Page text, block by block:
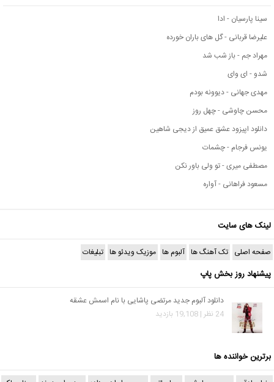
سینا پارسیان - ادا
علیرضا قربانی - گل های باران خورده
مهراد جم - باز شب شد
شدو - ای وای
مهدی جهانی - دیوونه بودم
محسن چاوشی - چهل روز
دانلود اپیزود عشق عمیق از دیجی شاهین
یونس فرجام - چشمات
مصطفی میری - تو ولی باور نکن
مسعود فراهانی - آواره
لینک های سایت
صفحه اصلی تک آهنگ ها آلبوم ها موزیک ویدئو ها تبلیغات
پیشنهاد روز بخش پاپ
دانلود آلبوم جدید مرتضی پاشایی با نام اسمش عشقه
24 نظر | 19,108 بازدید
برترین خواننده ها